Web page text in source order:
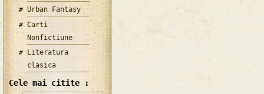
Urban Fantasy
Carti
Nonfictiune
Literatura
clasica
Cele mai citite :